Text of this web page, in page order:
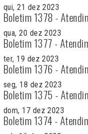
qui, 21 dez 2023
Boletim 1378 -
qua, 20 dez 2023
Boletim 1377 -
ter, 19 dez 2023
Boletim 1376 -
seg, 18 dez 2023
Boletim 1375 -
dom, 17 dez 2023
Boletim 1374 -